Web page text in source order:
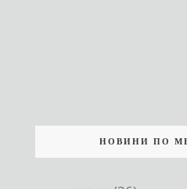
НОВИНИ ПО